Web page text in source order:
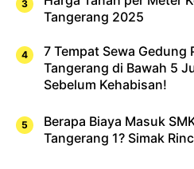
Tangerang 2025
7 Tempat Sewa Gedung
Tangerang di Bawah 5
Sebelum Kehabisan!
Berapa Biaya Masuk
Tangerang 1? Simak